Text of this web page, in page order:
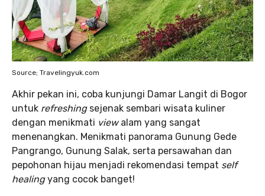
Source; Travelingyuk.com
Akhir pekan ini, coba kunjungi Damar Langit di Bogor
untuk refreshing sejenak sembari wisata kuliner
dengan menikmati view alam yang sangat
menenangkan. Menikmati panorama Gunung Gede
Pangrango, Gunung Salak, serta persawahan dan
pepohonan hijau menjadi rekomendasi tempat self
healingyang cocok banget!